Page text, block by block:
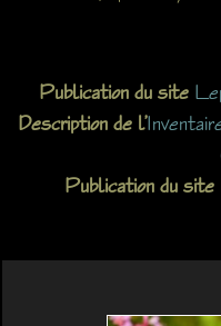
Publication du site
Description de l’
Publication du site